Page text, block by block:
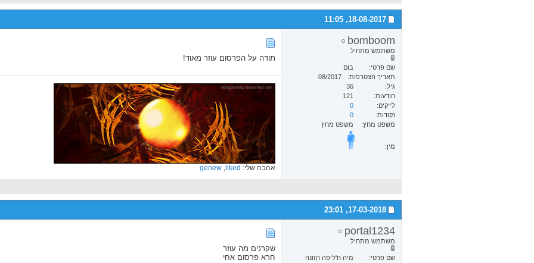
18-08-2017,
11:05
bomboom
משתמש מתחיל
שם פרטי
בום
תאריך הצטרפות
08/2017
גיל
36
הודעות
121
לייקים
0
נקודות
0
משפט מחץ
משפט מחץ
מין:
תודה על הפרסום עוזר מאוד!
אהבה שלי: genew , liked
17-03-2018,
23:01
portal1234
משתמש מתחיל
שם פרטי
מיה ח'ליפה הזונה
שקרנים מה עוזר
חרא פרסום אחי